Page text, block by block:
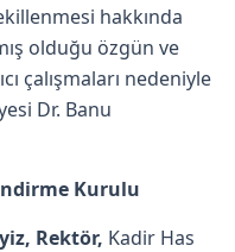
hakkında
olduğu özgün ve
çalışmaları nedeniyle
Dr. Banu
Kurulu
Rektör, Kadir Has